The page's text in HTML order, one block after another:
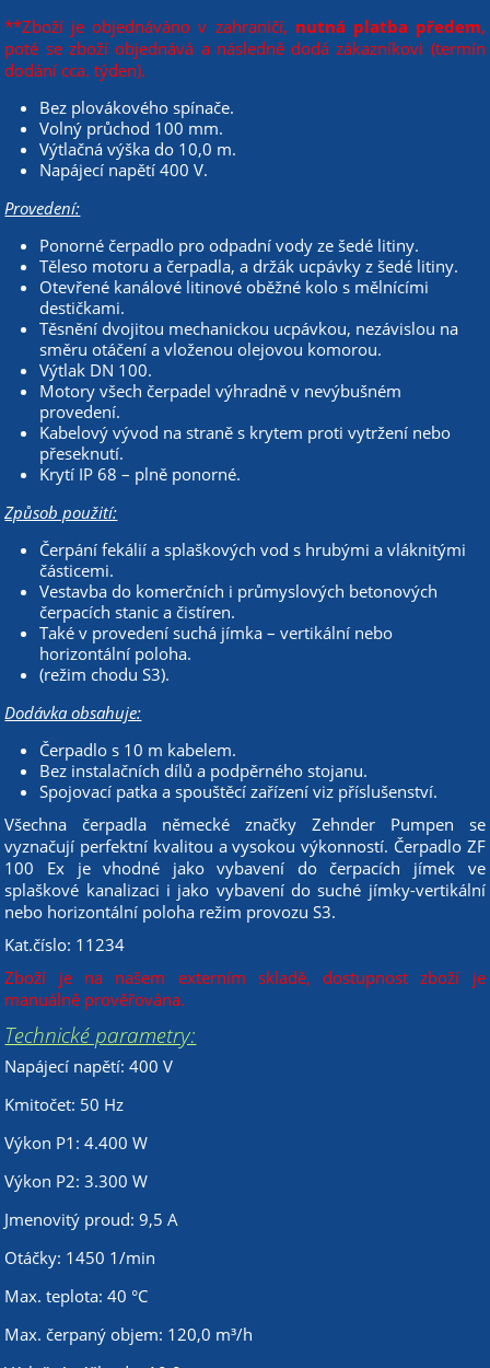
**Zboží je objednáváno v zahraničí, nutná platba předem,
poté se zboží objednává a následně dodá zákazníkovi (termín
dodání cca. týden).
Bez plovákového spínače.
Volný průchod 100 mm.
Výtlačná výška do 10,0 m.
Napájecí napětí 400 V.
Provedení:
Ponorné čerpadlo pro odpadní vody ze šedé litiny.
Těleso motoru a čerpadla, a držák ucpávky z šedé litiny.
Otevřené kanálové litinové oběžné kolo s mělnícími
destičkami.
Těsnění dvojitou mechanickou ucpávkou, nezávislou na
směru otáčení a vloženou olejovou komorou.
Výtlak DN 100.
Motory všech čerpadel výhradně v nevýbušném
provedení.
Kabelový vývod na straně s krytem proti vytržení nebo
přeseknutí.
Krytí IP 68 – plně ponorné.
Způsob použití:
Čerpání fekálií a splaškových vod s hrubými a vláknitými
částicemi.
Vestavba do komerčních i průmyslových betonových
čerpacích stanic a čistíren.
Také v provedení suchá jímka – vertikální nebo
horizontální poloha.
(režim chodu S3).
Dodávka obsahuje:
Čerpadlo s 10 m kabelem.
Bez instalačních dílů a podpěrného stojanu.
Spojovací patka a spouštěcí zařízení viz příslušenství.
Všechna čerpadla německé značky Zehnder Pumpen se
vyznačují perfektní kvalitou a vysokou výkonností. Čerpadlo ZF
100 Ex je vhodné jako vybavení do čerpacích jímek ve
splaškové kanalizaci i jako vybavení do suché jímky-vertikální
nebo horizontální poloha režim provozu S3.
Kat.číslo: 11234
Zboží je na našem externím skladě, dostupnost zboží je
manuálně prověřována.
Technické parametry:
Napájecí napětí: 400 V
Kmitočet: 50 Hz
Výkon P1: 4.400 W
Výkon P2: 3.300 W
Jmenovitý proud: 9,5 A
Otáčky: 1450 1/min
Max. teplota: 40 °C
Max. čerpaný objem: 120,0 m³/h